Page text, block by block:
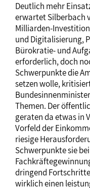
Deutlich mehr
erwartet Silberbach
Milliarden-
und Digitalisierung,
Bürokratie- und
erforderlich, doch
Schwerpunkte die
setzen wolle,
Themen. Der
geraten da etwas in
Vorfeld der
riesige
Schwerpunkte sie
dringend
wirklich einen